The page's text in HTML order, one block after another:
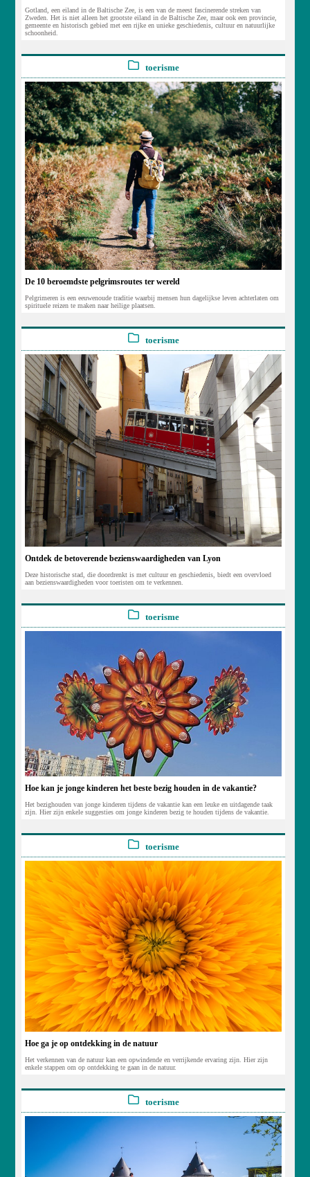
Gotland, een eiland in de Baltische Zee, is een van de meest fascinerende streken van
Zweden. Het is niet alleen het grootste eiland in de Baltische Zee, maar ook een provincie,
gemeente en historisch gebied met een rijke en unieke geschiedenis, cultuur en natuurlijke
schoonheid.
toerisme
De 10 beroemdste pelgrimsroutes ter wereld
Pelgrimeren is een eeuwenoude traditie waarbij mensen hun dagelijkse leven achterlaten om
spirituele reizen te maken naar heilige plaatsen.
toerisme
Ontdek de betoverende bezienswaardigheden van Lyon
Deze historische stad, die doordrenkt is met cultuur en geschiedenis, biedt een overvloed
aan bezienswaardigheden voor toeristen om te verkennen.
toerisme
Hoe kan je jonge kinderen het beste bezig houden in de vakantie?
Het bezighouden van jonge kinderen tijdens de vakantie kan een leuke en uitdagende taak
zijn. Hier zijn enkele suggesties om jonge kinderen bezig te houden tijdens de vakantie.
toerisme
Hoe ga je op ontdekking in de natuur
Het verkennen van de natuur kan een opwindende en verrijkende ervaring zijn. Hier zijn
enkele stappen om op ontdekking te gaan in de natuur.
toerisme